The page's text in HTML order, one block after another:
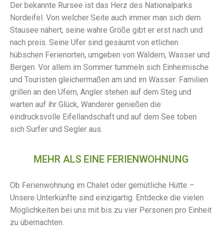
Der bekannte Rursee ist das Herz des Nationalparks
Nordeifel. Von welcher Seite auch immer man sich dem
Stausee nähert, seine wahre Größe gibt er erst nach und
nach preis. Seine Ufer sind gesäumt von etlichen
hübschen Ferienorten, umgeben von Wäldern, Wasser und
Bergen. Vor allem im Sommer tummeln sich Einheimische
und Touristen gleichermaßen am und im Wasser: Familien
grillen an den Ufern, Angler stehen auf dem Steg und
warten auf ihr Glück, Wanderer genießen die
eindrucksvolle Eifellandschaft und auf dem See toben
sich Surfer und Segler aus.
MEHR ALS EINE FERIENWOHNUNG
Ob Ferienwohnung im Chalet oder gemütliche Hütte –
Unsere Unterkünfte sind einzigartig. Entdecke die vielen
Möglichkeiten bei uns mit bis zu vier Personen pro Einheit
zu übernachten.